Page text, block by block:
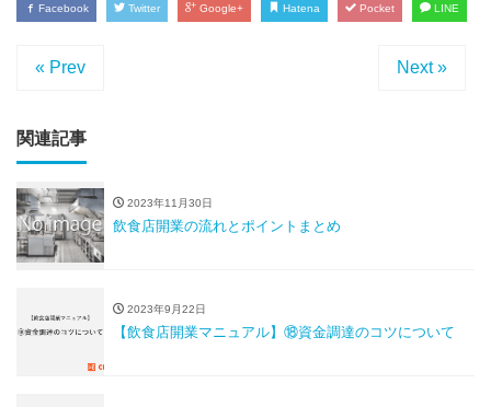
Facebook Twitter Google+ Hatena Pocket LINE
« Prev Next »
関連記事
2023年11月30日
飲食店開業の流れとポイントまとめ
2023年9月22日
【飲食店開業マニュアル】⑱資金調達のコツについて